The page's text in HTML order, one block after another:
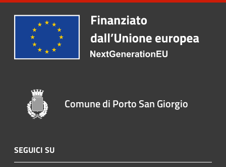
Comune di Porto San Giorgio
SEGUICI SU